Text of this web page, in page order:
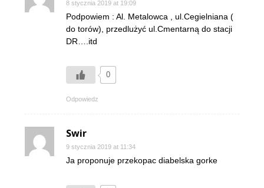
8 stycznia 2019 at 19:09
Podpowiem : Al. Metalowca , ul.Cegielniana (
do torów), przedlużyć ul.Cmentarną do stacji
DR….itd
0
Odpowiedz
Swir
9 stycznia 2019 at 11:34
Ja proponuje przekopac diabelska gorke